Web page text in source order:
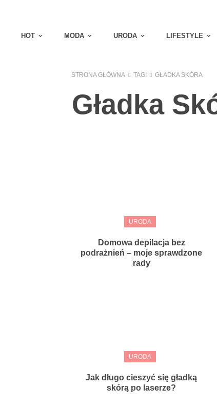
HOT MODA URODA LIFESTYLE
STRONA GŁÓWNA TAGI GŁADKA SKÓRA
Gładka
URODA
Domowa depilacja bez
podrażnień – moje sprawdzone
rady
URODA
Jak długo cieszyć się gładką
skórą po laserze?